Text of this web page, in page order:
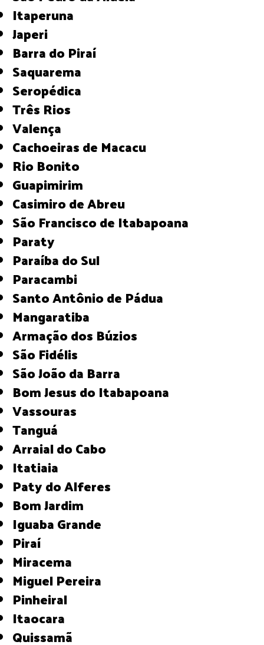
Itaperuna
Japeri
Barra do Piraí
Saquarema
Seropédica
Três Rios
Valença
Cachoeiras de Macacu
Rio Bonito
Guapimirim
Casimiro de Abreu
São Francisco de Itabapoana
Paraty
Paraíba do Sul
Paracambi
Santo Antônio de Pádua
Mangaratiba
Armação dos Búzios
São Fidélis
São João da Barra
Bom Jesus do Itabapoana
Vassouras
Tanguá
Arraial do Cabo
Itatiaia
Paty do Alferes
Bom Jardim
Iguaba Grande
Piraí
Miracema
Miguel Pereira
Pinheiral
Itaocara
Quissamã